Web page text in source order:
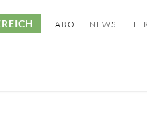
ABO